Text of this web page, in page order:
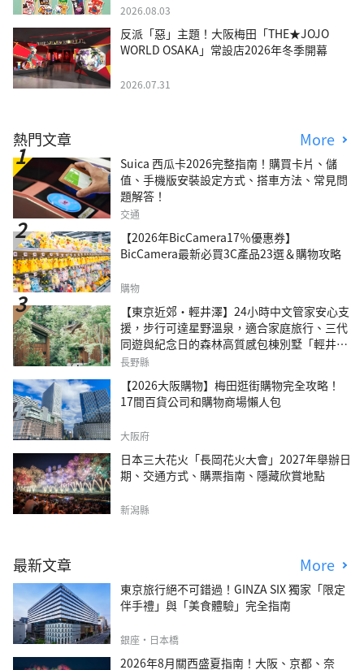
2026.08.03
反派「惡」主題！大阪梅田「THE★JOJO
WORLD OSAKA」常設店2026年冬季開幕
2026.07.31
熱門文章 More
Suica 西瓜卡2026完整指南！購買卡片、儲
值、手機版安裝設定方式、搭車方法、常見問
題解答！
交通
【2026年BicCamera17％優惠券】
BicCamera最新必買3C產品23選＆購物攻略
購物
【東京近郊・輕井澤】24小時中文管家安心支
援，步行可達星野溫泉，適合家庭旅行、三代
同遊與紀念日的森林高質感包棟別墅「輕井澤
森四季VILLA」
長野縣
【2026大阪購物】梅田逛街購物完全攻略！
17間百貨公司和購物商場懶人包
大阪府
日本三大花火「長岡花火大會」2027年舉辦日
期、交通方式、購票指南、隱藏欣賞地點
新潟縣
最新文章 More
東京旅行絕不可錯過！GINZA SIX 獨家「限定
伴手禮」與「美食體驗」完全指南
銀座・日本橋
2026年8月關西盛夏指南！大阪、京都、奈